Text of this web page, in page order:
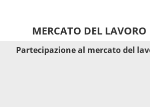
MERCATO DEL LAVORO
Partecipazione al mercato del